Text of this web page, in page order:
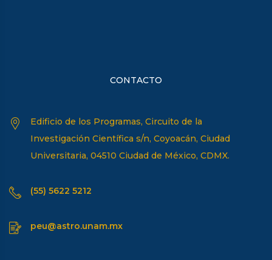
CONTACTO
Edificio de los Programas, Circuito de la
Investigación Científica s/n, Coyoacán, Ciudad
Universitaria, 04510 Ciudad de México, CDMX.
(55) 5622 5212
peu@astro.unam.mx